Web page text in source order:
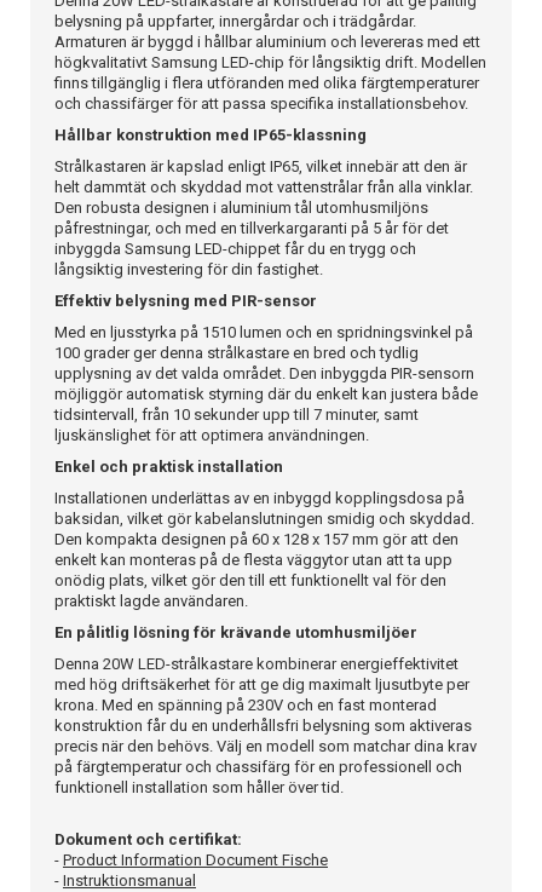
belysning på uppfarter, innergårdar och i trädgårdar.
Armaturen är byggd i hållbar aluminium och levereras med ett
högkvalitativt Samsung LED-chip för långsiktig drift. Modellen
finns tillgänglig i flera utföranden med olika färgtemperaturer
och chassifärger för att passa specifika installationsbehov.
Hållbar konstruktion med IP65-klassning
Strålkastaren är kapslad enligt IP65, vilket innebär att den är
helt dammtät och skyddad mot vattenstrålar från alla vinklar.
Den robusta designen i aluminium tål utomhusmiljöns
påfrestningar, och med en tillverkargaranti på 5 år för det
inbyggda Samsung LED-chippet får du en trygg och
långsiktig investering för din fastighet.
Effektiv belysning med PIR-sensor
Med en ljusstyrka på 1510 lumen och en spridningsvinkel på
100 grader ger denna strålkastare en bred och tydlig
upplysning av det valda området. Den inbyggda PIR-sensorn
möjliggör automatisk styrning där du enkelt kan justera både
tidsintervall, från 10 sekunder upp till 7 minuter, samt
ljuskänslighet för att optimera användningen.
Enkel och praktisk installation
Installationen underlättas av en inbyggd kopplingsdosa på
baksidan, vilket gör kabelanslutningen smidig och skyddad.
Den kompakta designen på 60 x 128 x 157 mm gör att den
enkelt kan monteras på de flesta väggytor utan att ta upp
onödig plats, vilket gör den till ett funktionellt val för den
praktiskt lagde användaren.
En pålitlig lösning för krävande utomhusmiljöer
Denna 20W LED-strålkastare kombinerar energieffektivitet
med hög driftsäkerhet för att ge dig maximalt ljusutbyte per
krona. Med en spänning på 230V och en fast monterad
konstruktion får du en underhållsfri belysning som aktiveras
precis när den behövs. Välj en modell som matchar dina krav
på färgtemperatur och chassifärg för en professionell och
funktionell installation som håller över tid.
Dokument och certifikat:
- Product Information Document Fische
- Instruktionsmanual